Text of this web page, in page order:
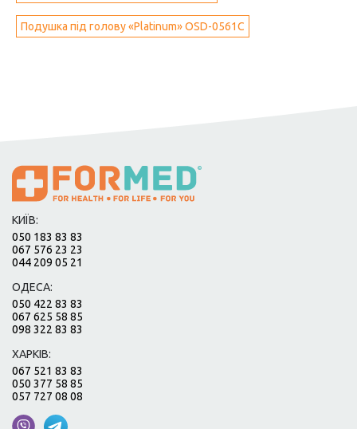
Подушка під голову «Platinum» OSD-0561C
КИЇВ:
050 183 83 83
067 576 23 23
044 209 05 21
ОДЕСА:
050 422 83 83
067 625 58 85
098 322 83 83
ХАРКІВ:
067 521 83 83
050 377 58 85
057 727 08 08